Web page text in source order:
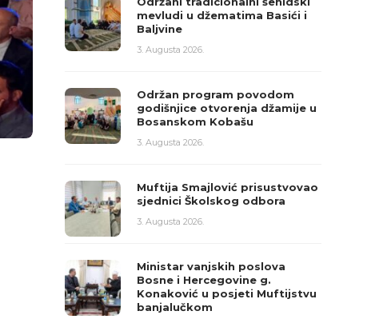
mevludi u džematima Basići i
Baljvine
3. Augusta 2026.
Održan program povodom
godišnjice otvorenja džamije u
Bosanskom Kobašu
3. Augusta 2026.
Muftija Smajlović prisustvovao
sjednici Školskog odbora
3. Augusta 2026.
Ministar vanjskih poslova
Bosne i Hercegovine g.
Konaković u posjeti Muftijstvu
banjalučkom